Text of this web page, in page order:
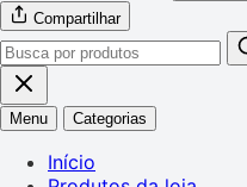
Compartilhar
Menu Categorias
Início